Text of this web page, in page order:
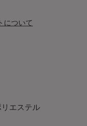
について
エステル